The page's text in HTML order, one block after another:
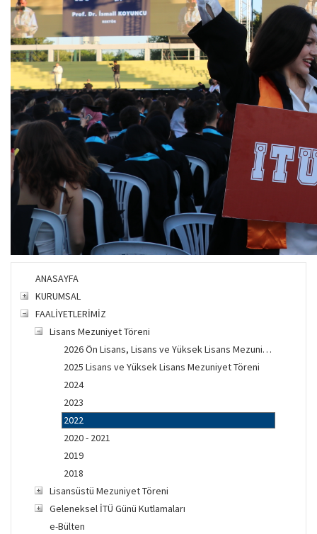
ANASAYFA
KURUMSAL
FAALİYETLERİMİZ
Lisans Mezuniyet Töreni
2026 Ön Lisans, Lisans ve Yüksek Lisans Mezuniyet Töreni
2025 Lisans ve Yüksek Lisans Mezuniyet Töreni
2024
2023
2022
2020 - 2021
2019
2018
Lisansüstü Mezuniyet Töreni
Geleneksel İTÜ Günü Kutlamaları
e-Bülten